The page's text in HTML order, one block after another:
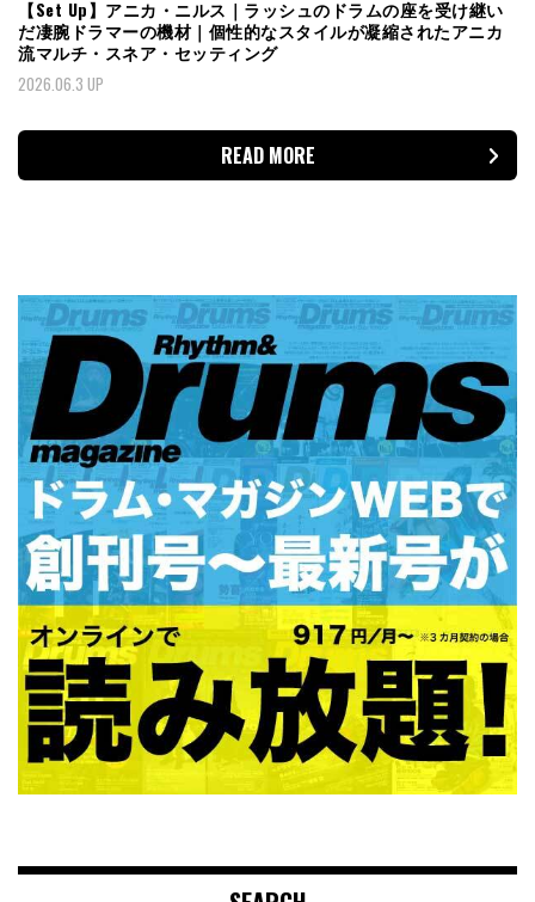
【Set Up】アニカ・ニルス｜ラッシュのドラムの座を受け継い
だ凄腕ドラマーの機材｜個性的なスタイルが凝縮されたアニカ
流マルチ・スネア・セッティング
2026.06.3 UP
READ MORE